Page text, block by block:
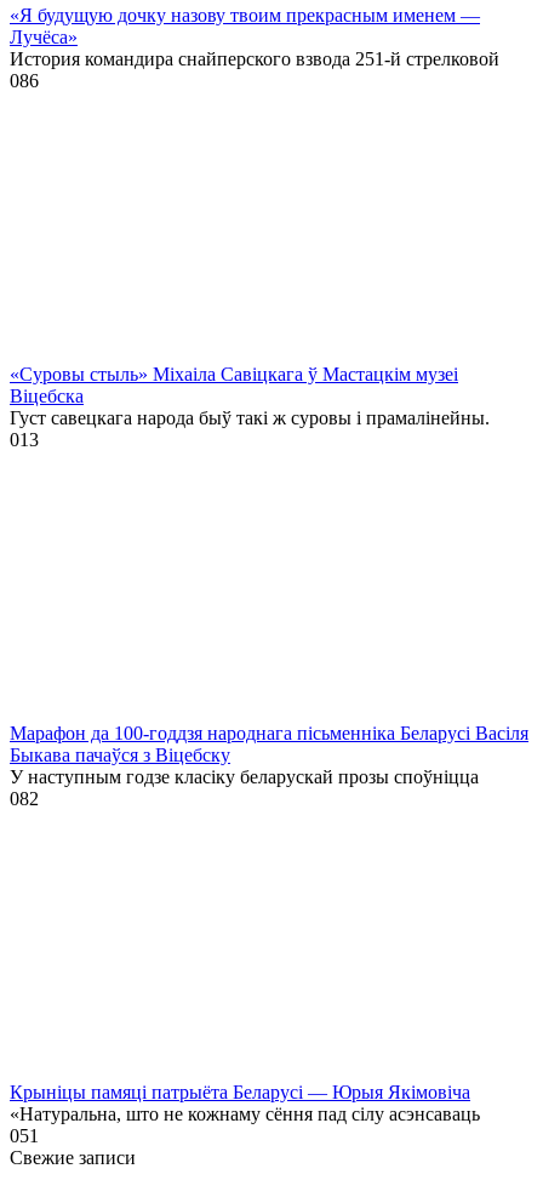
«Я будущую дочку назову твоим прекрасным именем —
Лучёса»
История командира снайперского взвода 251-й стрелковой
086
«Суровы стыль» Міхаіла Савіцкага ў Мастацкім музеі
Віцебска
Густ савецкага народа быў такі ж суровы і прамалінейны.
013
Марафон да 100-годдзя народнага пісьменніка Беларусі Васіля
Быкава пачаўся з Віцебску
У наступным годзе класіку беларускай прозы споўніцца
082
Крыніцы памяці патрыёта Беларусі — Юрыя Якімовіча
«Натуральна, што не кожнаму сёння пад сілу асэнсаваць
051
Свежие записи